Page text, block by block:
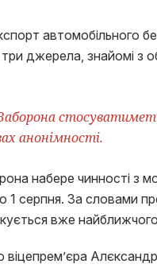
автомобільного
джерела, знайомі з
анонімності.
набере чинності з
серпня. За словами
вже
віцепрем’єра